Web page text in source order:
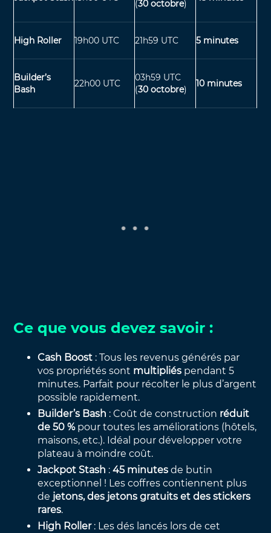
(30 octobre)
High Roller 19h00 UTC 21h59 UTC 5 minutes
Builder’s
Bash
22h00 UTC
03h59 UTC
(30 octobre)
10 minutes
Ce que vous devez savoir :
Cash Boost : Tous les revenus générés par
vos propriétés sont multipliés pendant 5
minutes. Parfait pour récolter le plus d’argent
possible rapidement.
Builder’s Bash : Coût de construction réduit
de 50 %pour toutes les améliorations (hôtels,
maisons, etc.). Idéal pour développer votre
plateau à moindre coût.
Jackpot Stash :45 minutes de butin
exceptionnel ! Les coffres contiennent plus
de jetons, des jetons gratuits et des stickers
rares.
High Roller: Les dés lancés lors de cet